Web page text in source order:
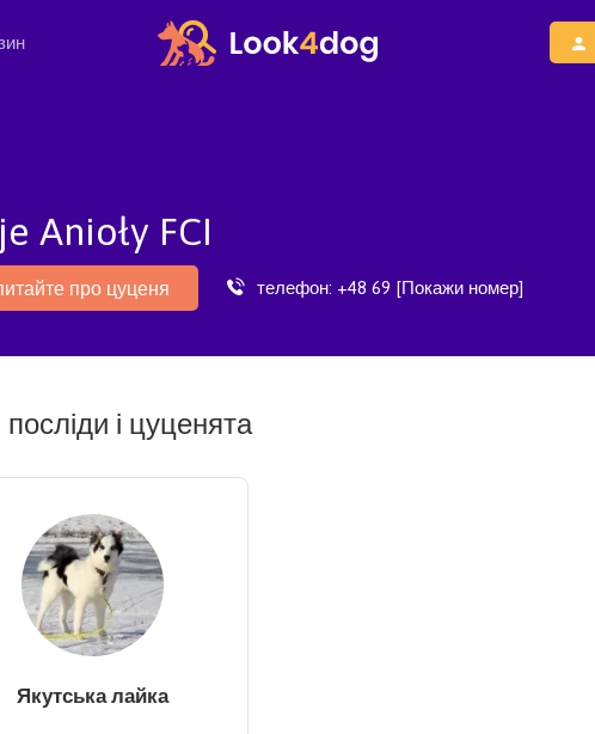
Anioły FCI
про цуценя телефон: +48 69 [Покажи номер]
і цуценята
Якутська лайка